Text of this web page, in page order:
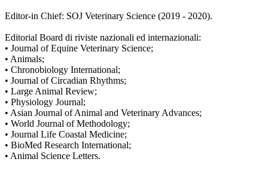
Editor-in Chief: SOJ Veterinary Science (2019 - 2020).
Editorial Board di riviste nazionali ed internazionali:
• Journal of Equine Veterinary Science;
• Animals;
• Chronobiology International;
• Journal of Circadian Rhythms;
• Large Animal Review;
• Physiology Journal;
• Asian Journal of Animal and Veterinary Advances;
• World Journal of Methodology;
• Journal Life Coastal Medicine;
• BioMed Research International;
• Animal Science Letters.